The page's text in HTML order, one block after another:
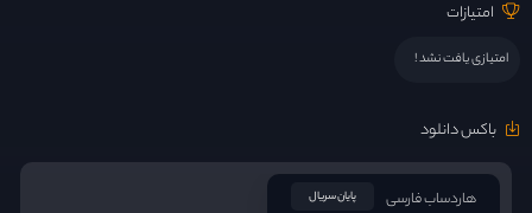
امتیازات
امتیازی یافت نشد !
باکس دانلود
هاردساب فارسی پایان سریال